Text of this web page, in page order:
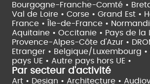
Bourgogne-Franche-Comté •
Val de Loire • Corse • Grand Est •
France •
Île-de-France •
Aquitaine • Occitanie • Pays de la
Provence-Alpes-Côte d'Azur •
Etranger • Belgique/Luxembourg •
pays UE • Autre pays hors UE •
Par secteur d'activité
Art • Design • Architecture •